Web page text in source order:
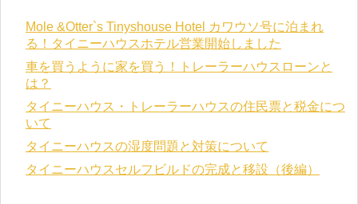
Mole &Otter`s Tinyshouse Hotel カワウソ号に泊まれ
る！タイニーハウスホテル営業開始しました
車を買うように家を買う！トレーラーハウスローンと
は？
タイニーハウス・トレーラーハウスの住民票と税金につ
いて
タイニーハウスの湿度問題と対策について
タイニーハウスセルフビルドの完成と移設（後編）